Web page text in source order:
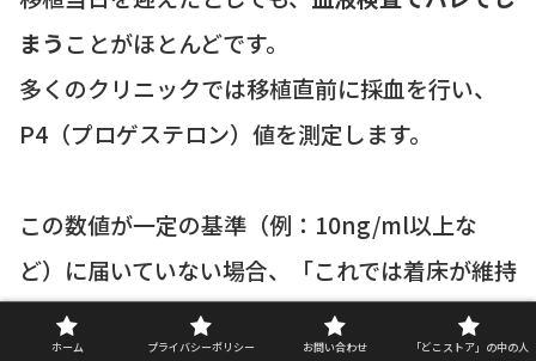
まう ことがほとんどです。
多くのクリニックでは移植直前に採血を行い、
P4（プロゲステロン）値を測定します。
この数値が一定の基準（例：10ng/ml以上な
ど）に届いていない場合、「これでは着床が維持
できない」と判断され、その場で移植中止を告
ホーム プライバシーポリシー お問い合わせ 「どこストア」の中の人